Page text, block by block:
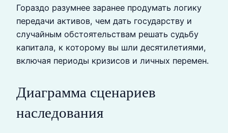
Гораздо разумнее заранее продумать логику
передачи активов, чем дать государству и
случайным обстоятельствам решать судьбу
капитала, к которому вы шли десятилетиями,
включая периоды кризисов и личных перемен.
Диаграмма сценариев
наследования